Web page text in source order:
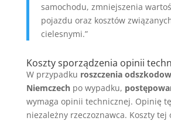
samochodu, zmniejszenia
pojazdu oraz kosztów
cielesnymi.”
Koszty sporządzenia opinii
W przypadku roszczenia
Niemczechpo wypadku,
wymaga opinii technicznej. Opinię
niezależny rzeczoznawca. Koszty